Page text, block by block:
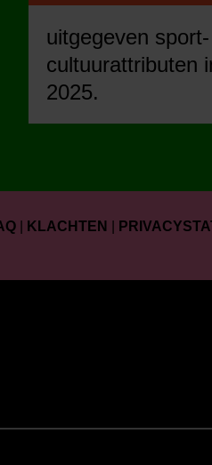
uitgegeven
cultuurattributen
2025.
KLACHTEN